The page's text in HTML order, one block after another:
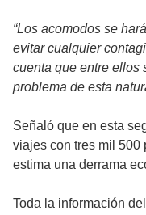
“Los acomodos se
evitar cualquier
cuenta que entre ellos
problema de esta
Señaló que en esta
viajes con tres mil 500
estima una derrama
Toda la información